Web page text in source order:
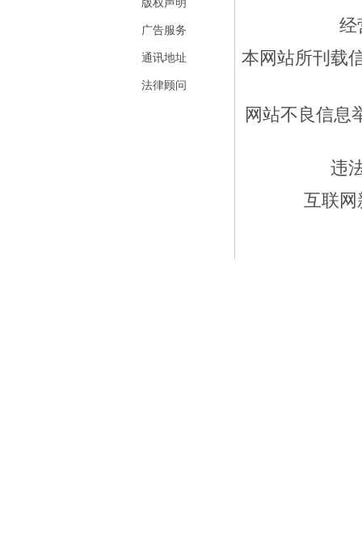
广告服务
通讯地址
法律顾问
经
本网站所刊载
网站不良信息
违
互联网